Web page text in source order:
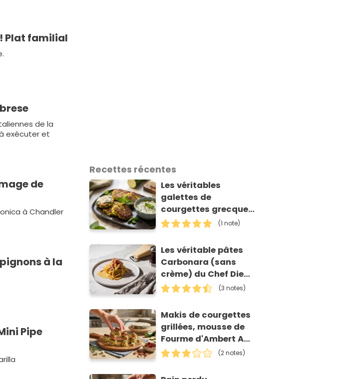
Plat familial
de la
exécuter et
de
à Chandler
à la
Pipe
Recettes récentes
Les véritables
galettes de
courgettes grecques
(kolokithokeftedes)
(1 note)
Les véritable pâtes
Carbonara (sans
crème) du Chef Diego
Accettulli
(3 notes)
Makis de courgettes
grillées, mousse de
Fourme d'Ambert AOP
et tomates séchées
(2 notes)